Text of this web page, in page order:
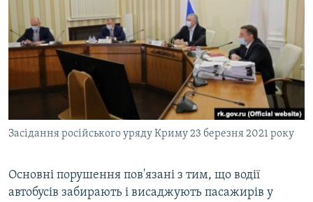
Засідання російського уряду Криму 23 березня 2021 року
Основні порушення пов'язані з тим, що водії
автобусів забирають і висаджують пасажирів у